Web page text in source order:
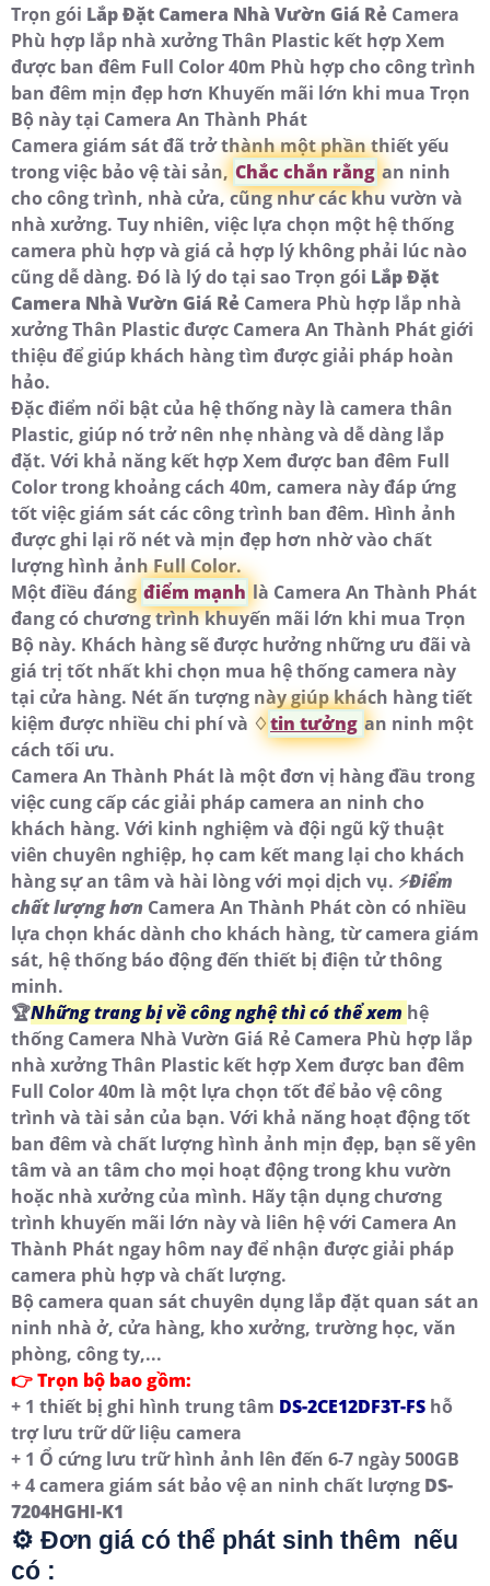
Trọn gói Lắp Đặt Camera Nhà Vườn Giá Rẻ Camera
Phù hợp lắp nhà xưởng Thân Plastic kết hợp Xem
được ban đêm Full Color 40m Phù hợp cho công trình
ban đêm mịn đẹp hơn Khuyến mãi lớn khi mua Trọn
Bộ này tại Camera An Thành Phát
Camera giám sát đã trở thành một phần thiết yếu
trong việc bảo vệ tài sản, Chắc chắn rằng an ninh
cho công trình, nhà cửa, cũng như các khu vườn và
nhà xưởng. Tuy nhiên, việc lựa chọn một hệ thống
camera phù hợp và giá cả hợp lý không phải lúc nào
cũng dễ dàng. Đó là lý do tại sao Trọn gói Lắp Đặt
Camera Nhà Vườn Giá Rẻ Camera Phù hợp lắp nhà
xưởng Thân Plastic được Camera An Thành Phát giới
thiệu để giúp khách hàng tìm được giải pháp hoàn
hảo.
Đặc điểm nổi bật của hệ thống này là camera thân
Plastic, giúp nó trở nên nhẹ nhàng và dễ dàng lắp
đặt. Với khả năng kết hợp Xem được ban đêm Full
Color trong khoảng cách 40m, camera này đáp ứng
tốt việc giám sát các công trình ban đêm. Hình ảnh
được ghi lại rõ nét và mịn đẹp hơn nhờ vào chất
lượng hình ảnh Full Color.
Một điều đáng điểm mạnh là Camera An Thành Phát
đang có chương trình khuyến mãi lớn khi mua Trọn
Bộ này. Khách hàng sẽ được hưởng những ưu đãi và
giá trị tốt nhất khi chọn mua hệ thống camera này
tại cửa hàng. Nét ấn tượng này giúp khách hàng tiết
kiệm được nhiều chi phí và ♢tin tưởng an ninh một
cách tối ưu.
Camera An Thành Phát là một đơn vị hàng đầu trong
việc cung cấp các giải pháp camera an ninh cho
khách hàng. Với kinh nghiệm và đội ngũ kỹ thuật
viên chuyên nghiệp, họ cam kết mang lại cho khách
hàng sự an tâm và hài lòng với mọi dịch vụ. ️⚡Điểm
chất lượng hơn Camera An Thành Phát còn có nhiều
lựa chọn khác dành cho khách hàng, từ camera giám
sát, hệ thống báo động đến thiết bị điện tử thông
minh.
🏆Những trang bị về công nghệ thì có thể xem hệ
thống Camera Nhà Vườn Giá Rẻ Camera Phù hợp lắp
nhà xưởng Thân Plastic kết hợp Xem được ban đêm
Full Color 40m là một lựa chọn tốt để bảo vệ công
trình và tài sản của bạn. Với khả năng hoạt động tốt
ban đêm và chất lượng hình ảnh mịn đẹp, bạn sẽ yên
tâm và an tâm cho mọi hoạt động trong khu vườn
hoặc nhà xưởng của mình. Hãy tận dụng chương
trình khuyến mãi lớn này và liên hệ với Camera An
Thành Phát ngay hôm nay để nhận được giải pháp
camera phù hợp và chất lượng.
Bộ camera quan sát chuyên dụng lắp đặt quan sát an
ninh nhà ở, cửa hàng, kho xưởng, trường học, văn
phòng, công ty,...
👉 Trọn bộ bao gồm:
+ 1 thiết bị ghi hình trung tâm DS-2CE12DF3T-FS hỗ
trợ lưu trữ dữ liệu camera
+ 1 Ổ cứng lưu trữ hình ảnh lên đến 6-7 ngày 500GB
+ 4 camera giám sát bảo vệ an ninh chất lượng DS-
7204HGHI-K1
⚙ Đơn giá có thể phát sinh thêm nếu
có :